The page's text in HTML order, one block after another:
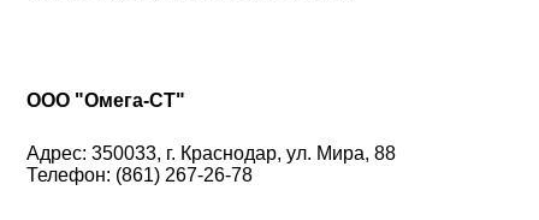
ООО "Омега-СТ"
Адрес: 350033, г. Краснодар, ул. Мира, 88
Телефон: (861) 267-26-78